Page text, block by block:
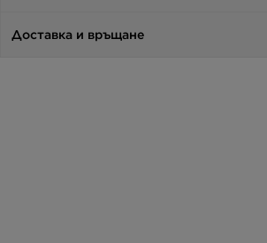
Доставка и връщане